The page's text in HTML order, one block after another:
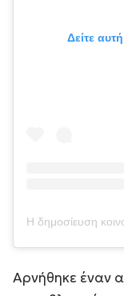
Δείτε
Αρνήθηκε έναν